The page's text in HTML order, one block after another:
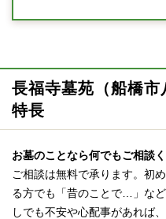
長福寺墓苑（船橋
特長
お墓のことなら何でもご相談
ご相談は無料で承ります。初
る方でも「昔のことで…」な
しでも不安や心配事があれば